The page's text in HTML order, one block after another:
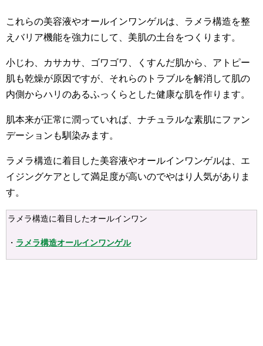
これらの美容液やオールインワンゲルは、ラメラ構造を整
えバリア機能を強力にして、美肌の土台をつくります。
小じわ、カサカサ、ゴワゴワ、くすんだ肌から、アトピー
肌も乾燥が原因ですが、それらのトラブルを解消して肌の
内側からハリのあるふっくらとした健康な肌を作ります。
肌本来が正常に潤っていれば、ナチュラルな素肌にファン
デーションも馴染みます。
ラメラ構造に着目した美容液やオールインワンゲルは、エ
イジングケアとして満足度が高いのでやはり人気がありま
す。
ラメラ構造に着目したオールインワン
・ ラメラ構造オールインワンゲル